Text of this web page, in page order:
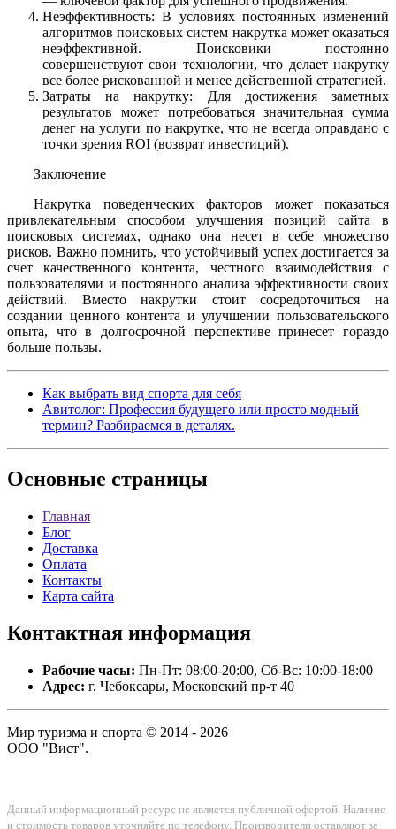
Неэффективность: В условиях постоянных изменений
алгоритмов поисковых систем накрутка может оказаться
неэффективной. Поисковики постоянно
совершенствуют свои технологии, что делает накрутку
все более рискованной и менее действенной стратегией.
Затраты на накрутку: Для достижения заметных
результатов может потребоваться значительная сумма
денег на услуги по накрутке, что не всегда оправдано с
точки зрения ROI (возврат инвестиций).
Заключение
Накрутка поведенческих факторов может показаться
привлекательным способом улучшения позиций сайта в
поисковых системах, однако она несет в себе множество
рисков. Важно помнить, что устойчивый успех достигается за
счет качественного контента, честного взаимодействия с
пользователями и постоянного анализа эффективности своих
действий. Вместо накрутки стоит сосредоточиться на
создании ценного контента и улучшении пользовательского
опыта, что в долгосрочной перспективе принесет гораздо
больше пользы.
Как выбрать вид спорта для себя
Авитолог: Профессия будущего или просто модный
термин? Разбираемся в деталях.
Основные страницы
Главная
Блог
Доставка
Оплата
Контакты
Карта сайта
Контактная информация
Рабочие часы: Пн-Пт: 08:00-20:00, Сб-Вс: 10:00-18:00
Адрес: г. Чебоксары, Московский пр-т 40
Мир туризма и спорта © 2014 - 2026
ООО "Вист".
Данный информационный ресурс не является публичной офертой. Наличие
и стоимость товаров уточняйте по телефону. Производители оставляют за